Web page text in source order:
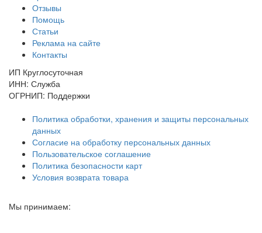
Отзывы
Помощь
Статьи
Реклама на сайте
Контакты
ИП Круглосуточная
ИНН: Служба
ОГРНИП: Поддержки
Политика обработки, хранения и защиты персональных
данных
Согласие на обработку персональных данных
Пользовательское соглашение
Политика безопасности карт
Условия возврата товара
Мы принимаем: